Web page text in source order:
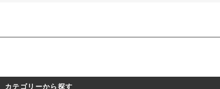
カテゴリーから探す